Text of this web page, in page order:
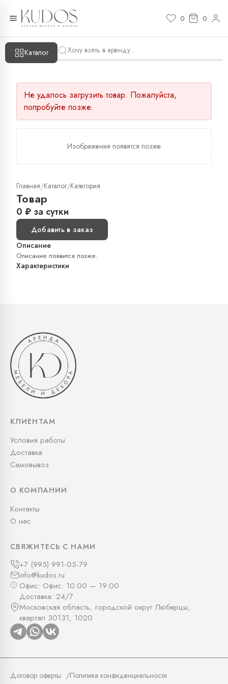
0 0
Каталог
Не удалось загрузить товар. Пожалуйста,
попробуйте позже.
Изображения появятся позже
Главная/Каталог/Категория
Товар
0 ₽ за сутки
Добавить в заказ
Описание
Описание появится позже.
Характеристики
КЛИЕНТАМ
Условия работы
Доставка
Самовывоз
О КОМПАНИИ
Контакты
О нас
СВЯЖИТЕСЬ С НАМИ
+7 (995) 991-05-79
info@kudos.ru
Офис: Офис: 10:00 — 19:00
Доставка: 24/7
Московская область, городской округ Люберцы,
квартал 30131, 1020
Договор оферты Политика конфиденциальности